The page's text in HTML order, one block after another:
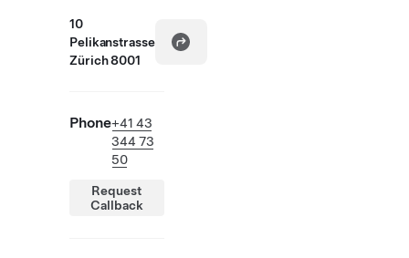
10
Pelikanstrasse
Zürich 8001
Phone+41 43
344 73
50
Request
Callback